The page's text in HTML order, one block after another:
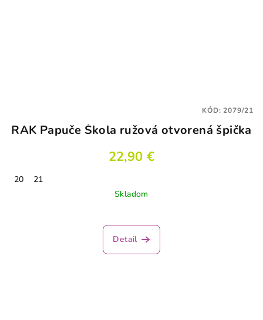
RAK Papuče Škola ružová otvorená špička
22,90 €
20
21
Skladom
Detail
KÓD:2079/21